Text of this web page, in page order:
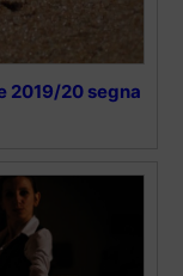
2019/20 segna